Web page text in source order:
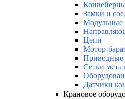
Замки и
Модульные
Цепи
Мотор-
Приводные
Сетки
Датчики
Крановое